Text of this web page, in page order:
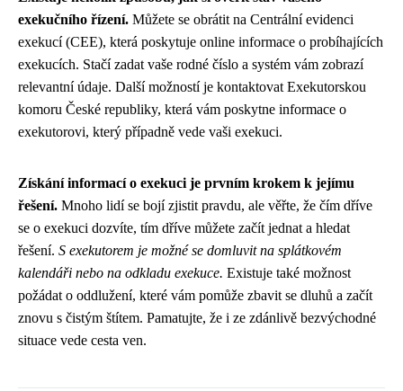
exekučního řízení. Můžete se obrátit na Centrální evidenci
exekucí (CEE), která poskytuje online informace o probíhajících
exekucích. Stačí zadat vaše rodné číslo a systém vám zobrazí
relevantní údaje. Další možností je kontaktovat Exekutorskou
komoru České republiky, která vám poskytne informace o
exekutorovi, který případně vede vaši exekuci.
Získání informací o exekuci je prvním krokem k jejímu
řešení. Mnoho lidí se bojí zjistit pravdu, ale věřte, že čím dříve
se o exekuci dozvíte, tím dříve můžete začít jednat a hledat
řešení. S exekutorem je možné se domluvit na splátkovém
kalendáři nebo na odkladu exekuce. Existuje také možnost
požádat o oddlužení, které vám pomůže zbavit se dluhů a začít
znovu s čistým štítem. Pamatujte, že i ze zdánlivě bezvýchodné
situace vede cesta ven.